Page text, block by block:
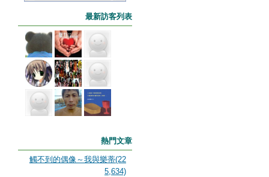
最新訪客列表
熱門文章
觸不到的偶像～我與樂蒂(22
5,634)